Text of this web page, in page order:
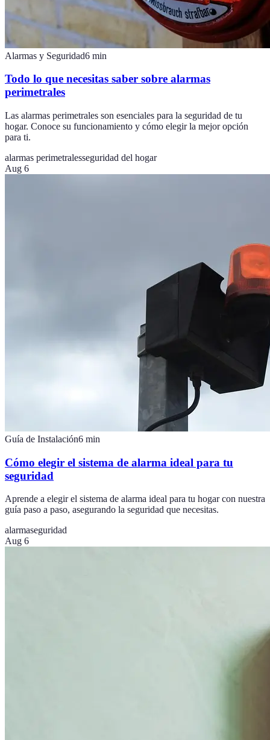
Alarmas y Seguridad6 min
Todo lo que necesitas saber sobre alarmas
perimetrales
Las alarmas perimetrales son esenciales para la seguridad de tu
hogar. Conoce su funcionamiento y cómo elegir la mejor opción
para ti.
alarmas perimetralesseguridad del hogar
Aug 6
Guía de Instalación6 min
Cómo elegir el sistema de alarma ideal para tu
seguridad
Aprende a elegir el sistema de alarma ideal para tu hogar con nuestra
guía paso a paso, asegurando la seguridad que necesitas.
alarmaseguridad
Aug 6